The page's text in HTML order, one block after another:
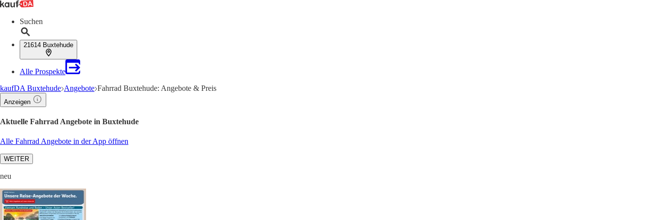
Suchen
21614 Buxtehude
Alle Prospekte
kaufDA Buxtehude Angebote Fahrrad Buxtehude: Angebote & Preis
Anzeigen
Aktuelle Fahrrad Angebote in Buxtehude
Alle Fahrrad Angebote in der App öffnen
WEITER
neu